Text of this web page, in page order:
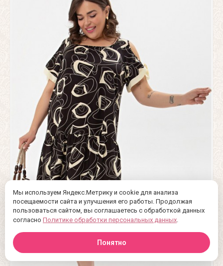
Мы используем Яндекс.Метрику и cookie для анализа
посещаемости сайта и улучшения его работы. Продолжая
пользоваться сайтом, вы соглашаетесь с обработкой данных
согласно Политике обработки персональных данных.
Понятно